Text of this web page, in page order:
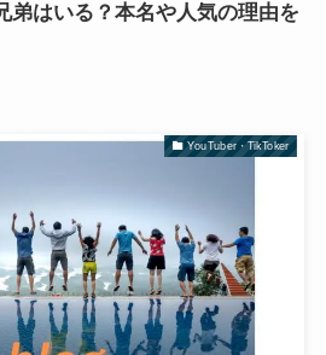
弟はいる？本名や人気の理由を
YouTuber・TikToker